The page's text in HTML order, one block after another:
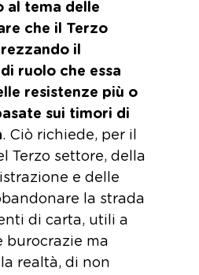
al tema delle
che il Terzo
il
ruolo che essa
resistenze più o
sui timori di
. Ciò richiede, per il
Terzo settore, della
e delle
la strada
di carta, utili a
burocrazie ma
realtà, di non